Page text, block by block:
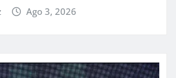
Ago 3, 2026